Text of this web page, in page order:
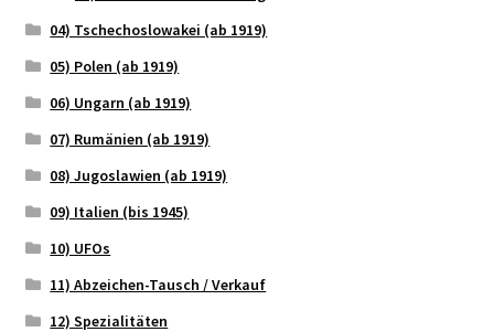
04) Tschechoslowakei (ab 1919)
05) Polen (ab 1919)
06) Ungarn (ab 1919)
07) Rumänien (ab 1919)
08) Jugoslawien (ab 1919)
09) Italien (bis 1945)
10) UFOs
11) Abzeichen-Tausch / Verkauf
12) Spezialitäten